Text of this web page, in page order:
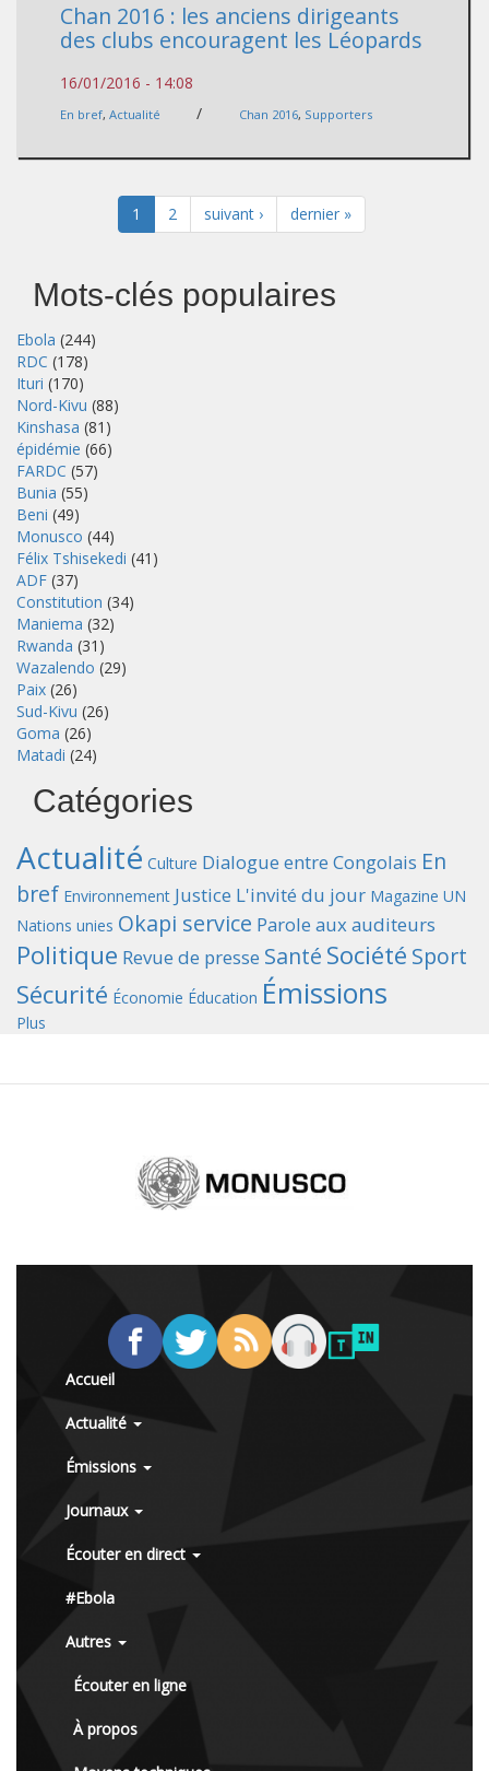
Chan 2016 : les anciens dirigeants
des clubs encouragent les Léopards
16/01/2016 - 14:08
En bref, Actualité / Chan 2016, Supporters
1 2 suivant › dernier »
Mots-clés populaires
Ebola (244)
RDC (178)
Ituri (170)
Nord-Kivu (88)
Kinshasa (81)
épidémie (66)
FARDC (57)
Bunia (55)
Beni (49)
Monusco (44)
Félix Tshisekedi (41)
ADF (37)
Constitution (34)
Maniema (32)
Rwanda (31)
Wazalendo (29)
Paix (26)
Sud-Kivu (26)
Goma (26)
Matadi (24)
Catégories
Actualité Culture Dialogue entre Congolais En
bref Environnement Justice L'invité du jour Magazine UN
Nations unies Okapi service Parole aux auditeurs
Politique Revue de presse Santé Société Sport
Sécurité Économie Éducation Émissions
Plus
Accueil
Actualité
Émissions
Journaux
Écouter en direct
#Ebola
Autres
Écouter en ligne
À propos